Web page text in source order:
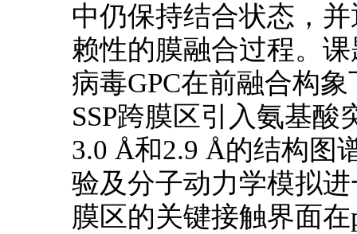
中仍保持结合状态，
赖性的膜融合过程。
病毒GPC在前融合构
SSP跨膜区引入氨基
3.0 Å和2.9 Å的结构图
验及分子动力学模拟
膜区的关键接触界面